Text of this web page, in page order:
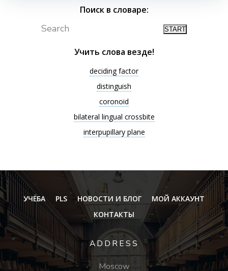
Поиск в словаре:
Search
Учить слова везде!
deciding factor
distinguish
coronoid
bilateral lingual crossbite
interpupillary plane
УЧЁБА PLS НОВОСТИ И БЛОГ
МОЙ АККАУНТ
КОНТАКТЫ
ADDRESS
Moscow